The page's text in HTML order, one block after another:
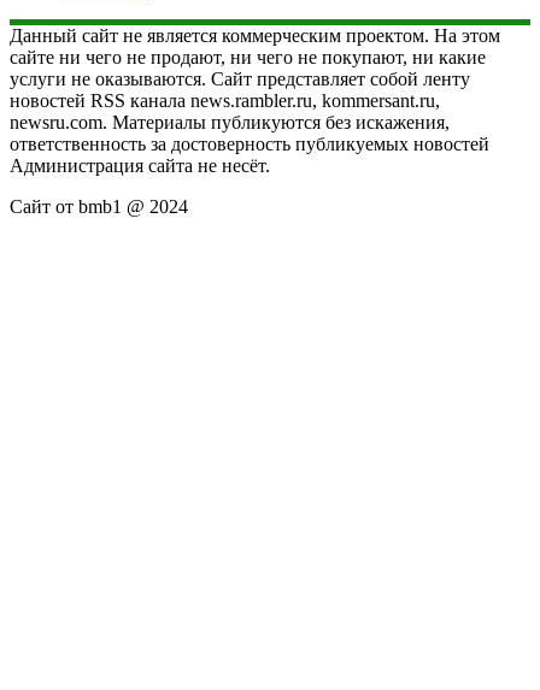
Данный сайт не является коммерческим проектом. На этом
сайте ни чего не продают, ни чего не покупают, ни какие
услуги не оказываются. Сайт представляет собой ленту
новостей RSS канала news.rambler.ru, kommersant.ru,
newsru.com. Материалы публикуются без искажения,
ответственность за достоверность публикуемых новостей
Администрация сайта не несёт.
Сайт от bmb1 @ 2024